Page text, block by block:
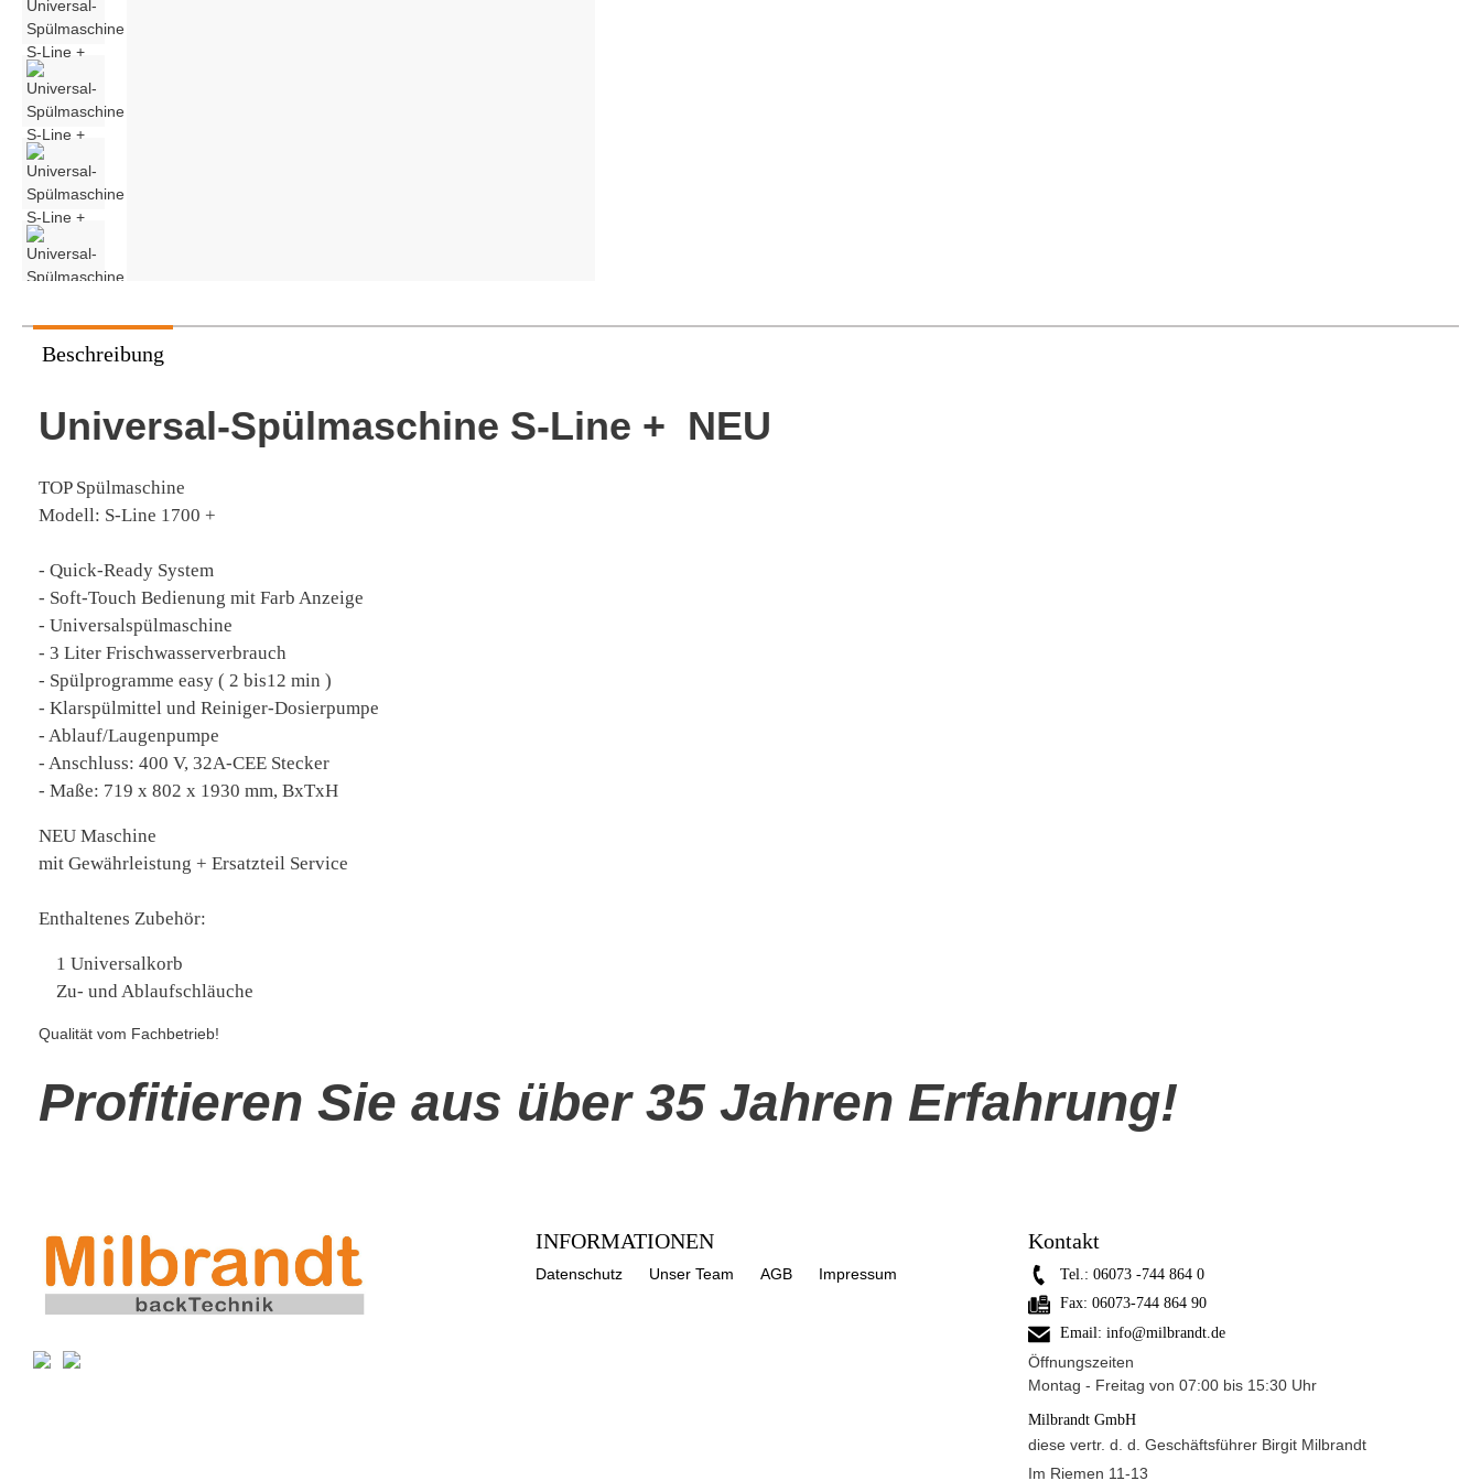
Pavailler
Beschreibung
Universal-Spülmaschine S-Line + NEU
TOP Spülmaschine
Modell: S-Line 1700 +
- Quick-Ready System
- Soft-Touch Bedienung mit Farb Anzeige
- Universalspülmaschine
- 3 Liter Frischwasserverbrauch
- Spülprogramme easy ( 2 bis12 min )
- Klarspülmittel und Reiniger-Dosierpumpe
- Ablauf/Laugenpumpe
- Anschluss: 400 V, 32A-CEE Stecker
- Maße: 719 x 802 x 1930 mm, BxTxH
NEU Maschine
mit Gewährleistung + Ersatzteil Service
Enthaltenes Zubehör:
1 Universalkorb
Zu- und Ablaufschläuche
Qualität vom Fachbetrieb!
Profitieren Sie aus über 35 Jahren Erfahrung!
INFORMATIONEN
Datenschutz Unser Team AGB Impressum
Kontakt
Tel.: 06073 -744 864 0
Fax: 06073-744 864 90
Email: info@milbrandt.de
Öffnungszeiten
Montag - Freitag von 07:00 bis 15:30 Uhr
Milbrandt GmbH
diese vertr. d. d. Geschäftsführer Birgit Milbrandt
Im Riemen 11-13